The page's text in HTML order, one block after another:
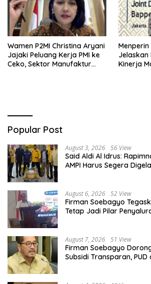
Wamen P2MI Christina Aryani
Jajaki Peluang Kerja PMI ke
Ceko, Sektor Manufaktur
Jelaskan
Kinerja
Popular Post
August 3, 2026 56 View
Said Aldi Al Idrus:
AMPI Harus Segera
August 6, 2026 52 View
Firman Soebagyo
Tetap Jadi Pilar
August 7, 2026 51 View
Firman Soebagyo
Subsidi Transparan, PUD